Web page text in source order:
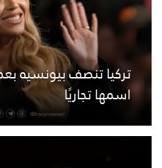
تركيا تنصف بيونسيه
اسمها تجاريًا